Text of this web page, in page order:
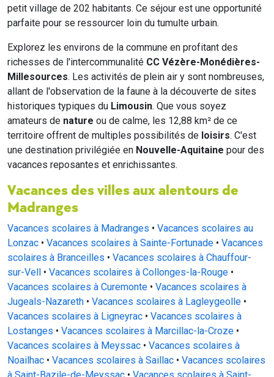
petit village de 202 habitants. Ce séjour est une opportunité
parfaite pour se ressourcer loin du tumulte urbain.
Explorez les environs de la commune en profitant des
richesses de l'intercommunalité CC Vézère-Monédières-
Millesources. Les activités de plein air y sont nombreuses,
allant de l'observation de la faune à la découverte de sites
historiques typiques du Limousin. Que vous soyez
amateurs de nature ou de calme, les 12,88 km² de ce
territoire offrent de multiples possibilités de loisirs. C'est
une destination privilégiée en Nouvelle-Aquitaine pour des
vacances reposantes et enrichissantes.
Vacances des villes aux alentours de
Madranges
Vacances scolaires à Madranges • Vacances scolaires au
Lonzac • Vacances scolaires à Sainte-Fortunade • Vacances
scolaires à Branceilles • Vacances scolaires à Chauffour-
sur-Vell • Vacances scolaires à Collonges-la-Rouge •
Vacances scolaires à Curemonte • Vacances scolaires à
Jugeals-Nazareth • Vacances scolaires à Lagleygeolle •
Vacances scolaires à Ligneyrac • Vacances scolaires à
Lostanges • Vacances scolaires à Marcillac-la-Croze •
Vacances scolaires à Meyssac • Vacances scolaires à
Noailhac • Vacances scolaires à Saillac • Vacances scolaires